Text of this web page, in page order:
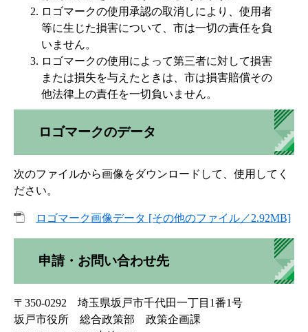
ロゴマークの使用承認の取消しにより、使用者
等に生じた損害について、市は一切の責任を負
いません。
ロゴマークの使用によって第三者に対して損害
または損失を与えたときは、市は損害賠償その
他法律上の責任を一切負いません。
ロゴマークのデータ
次のファイルから画像をダウンロードして、使用してく
ださい。
ロゴマーク画像データ [その他のファイル／2.92MB]
申請・お問い合わせ先
〒350-0292 埼玉県坂戸市千代田一丁目1番1号
坂戸市役所 総合政策部 政策企画課